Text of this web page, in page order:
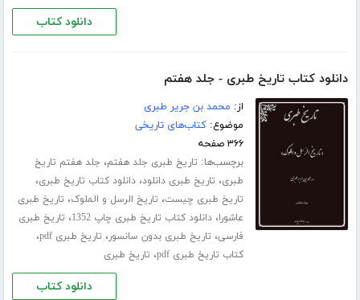
دانلود کتاب
دانلود کتاب تاریخ طبری - جلد هفتم
از: محمد بن جریر طبری
موضوع:کتاب‌های تاریخی
۳۶۶ صفحه
برچسب‌ها: تاریخ طبری جلد هفتم، جلد هفتم تاریخ
طبری، تاریخ طبری دانلود،دانلود کتاب تاریخ طبری،
تاریخ طبری چیست، تاریخ الرسل و الملوک، تاریخ طبری
عاشورا،دانلود کتاب تاریخ طبری چاپ 1352 ، تاریخ طبری
فارسی، تاریخ طبری بدون سانسور، تاریخ طبری pdf ،
کتاب تاریخ طبری pdf ، تاریخ طبری
دانلود کتاب